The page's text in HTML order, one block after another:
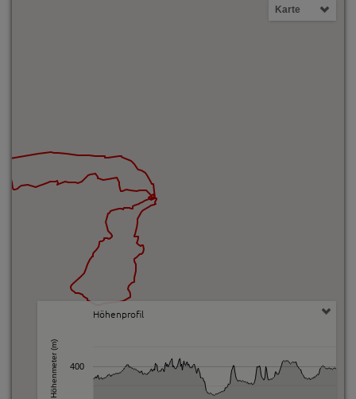
Karte
Höhenprofil
400
Höhenmeter (m)